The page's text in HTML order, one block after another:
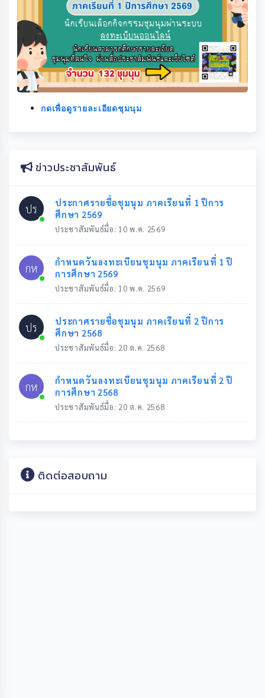
กดเพื่อดูรายละเอียดชุมนุม
ข่าวประชาสัมพันธ์
ปร
ประกาศรายชื่อชุมนุม ภาคเรียนที่ 1 ปีการ
ศึกษา 2569
ประชาสัมพันธ์มื่อ: 10 พ.ค. 2569
กห
กำหนดวันลงทะเบียนชุมนุม ภาคเรียนที่ 1 ปี
การศึกษา 2569
ประชาสัมพันธ์มื่อ: 10 พ.ค. 2569
ปร
ประกาศรายชื่อชุมนุม ภาคเรียนที่ 2 ปีการ
ศึกษา 2568
ประชาสัมพันธ์มื่อ: 20 ต.ค. 2568
กห
กำหนดวันลงทะเบียนชุมนุม ภาคเรียนที่ 2 ปี
การศึกษา 2568
ประชาสัมพันธ์มื่อ: 20 ต.ค. 2568
ติดต่อสอบถาม